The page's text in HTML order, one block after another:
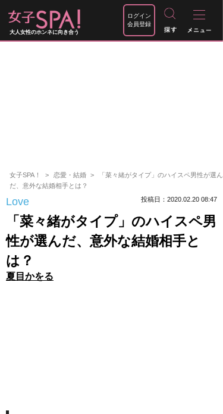
大人女性のホンネに向き合う
ログイン
会員登録
女子SPA！ 恋愛・結婚
「菜々緒がタイプ」のハイスペ男性が選ん
だ、意外な結婚相手とは？
Love 投稿日：2020.02.20 08:47
「菜々緒がタイプ」のハイスペ男
性が選んだ、意外な結婚相手と
は？
夏目かをる